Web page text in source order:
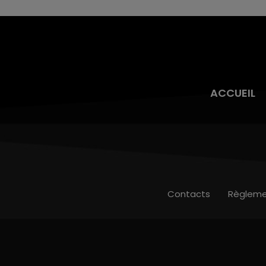
ACCUEIL
Contacts